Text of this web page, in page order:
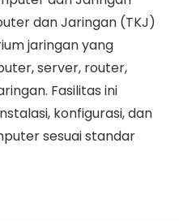
dan Jaringan (TKJ)
jaringan yang
server, router,
Fasilitas ini
konfigurasi, dan
sesuai standar